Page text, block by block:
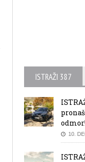
ISTRAŽI 387
odmor!
10.